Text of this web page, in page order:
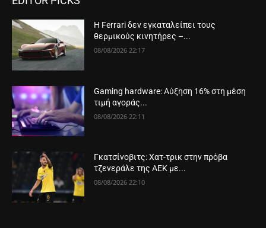
Η Ferrari δεν εγκαταλείπει τους
θερμικούς κινητήρες –...
08/08/2026 22:17
Gaming hardware: Αύξηση 16% στη μέση
τιμή αγοράς...
08/08/2026 22:11
Γκατσίνοβιτς: Χατ-τρικ στην πρόβα
τζενεράλε της ΑΕΚ με...
08/08/2026 22:10